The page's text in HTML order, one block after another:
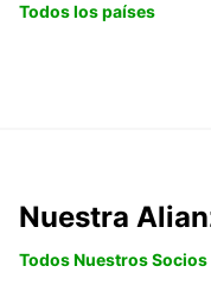
Todos los países
Nuestra
Todos Nuestros Socios